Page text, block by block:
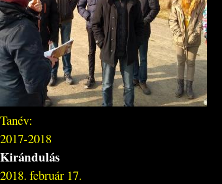
Tanév:
2017-2018
Kirándulás
2018. február 17.